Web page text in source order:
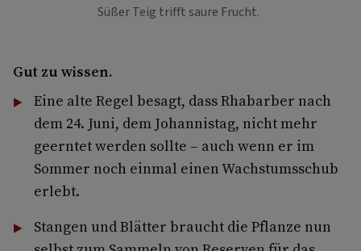
Süßer Teig trifft saure Frucht.
Gut zu wissen.
Eine alte Regel besagt, dass Rhabarber nach
dem 24. Juni, dem Johannistag, nicht mehr
geerntet werden sollte – auch wenn er im
Sommer noch einmal einen Wachstumsschub
erlebt.
Stangen und Blätter braucht die Pflanze nun